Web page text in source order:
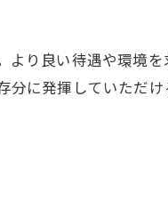
より良い待遇や環境を
分に発揮していただけ